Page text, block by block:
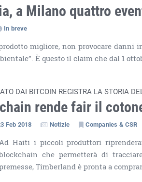
a Milano quattro
In breve
migliore, non provocare
È questo il claim che dal 1
DAI BITCOIN REGISTRA LA STORIA
rende fair il
Feb 2018 Notizie Companies & CSR
Haiti i piccoli produttori
che permetterà di
Timberland è pronta a